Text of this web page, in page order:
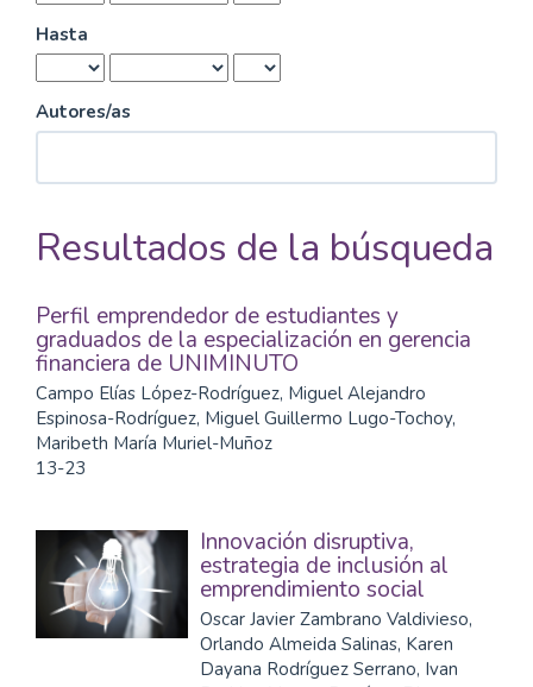
Hasta
Autores/as
Resultados de la búsqueda
Perfil emprendedor de estudiantes y
graduados de la especialización en gerencia
financiera de UNIMINUTO
Campo Elías López-Rodríguez, Miguel Alejandro
Espinosa-Rodríguez, Miguel Guillermo Lugo-Tochoy,
Maribeth María Muriel-Muñoz
13-23
Innovación disruptiva,
estrategia de inclusión al
emprendimiento social
Oscar Javier Zambrano Valdivieso,
Orlando Almeida Salinas, Karen
Dayana Rodríguez Serrano, Ivan